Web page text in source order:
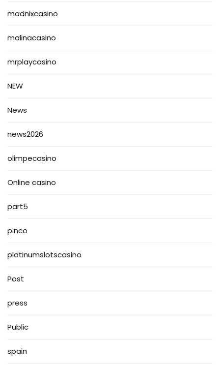
madnixcasino
malinacasino
mrplaycasino
NEW
News
news2026
olimpecasino
Online casino
part5
pinco
platinumslotscasino
Post
press
Public
spain